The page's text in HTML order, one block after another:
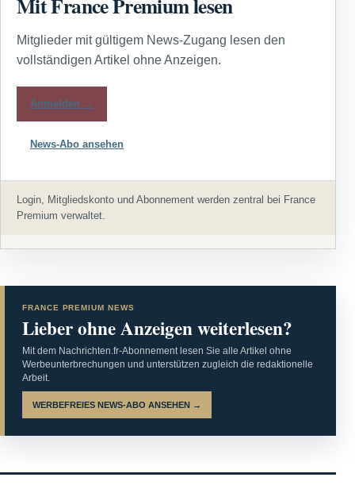
Mitglieder mit gültigem News-Zugang lesen den
vollständigen Artikel ohne Anzeigen.
Anmelden →
News-Abo ansehen
Login, Mitgliedskonto und Abonnement werden zentral bei France
Premium verwaltet.
FRANCE PREMIUM NEWS
Lieber ohne Anzeigen weiterlesen?
Mit dem Nachrichten.fr-Abonnement lesen Sie alle Artikel ohne
Werbeunterbrechungen und unterstützen zugleich die redaktionelle
Arbeit.
WERBEFREIES NEWS-ABO ANSEHEN →